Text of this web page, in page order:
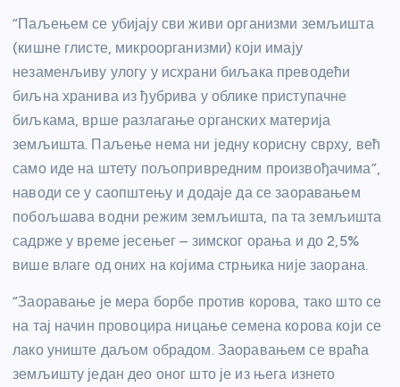
“Паљењем се убијају сви живи организми земљишта
(кишне глисте, микроорганизми) који имају
незаменљиву улогу у исхрани биљака преводећи
биљна хранива из ђубрива у облике приступачне
биљкама, врше разлагање органских материја
земљишта. Паљење нема ни једну корисну сврху, већ
само иде на штету пољопривредним произвођачима”,
наводи се у саопштењу и додаје да се заоравањем
побољшава водни режим земљишта, па та земљишта
садрже у време јесењег – зимског орања и до 2,5%
више влаге од оних на којима стрњика није заорана.
“Заоравање је мера борбе против корова, тако што се
на тај начин провоцира ницање семена корова који се
лако униште даљом обрадом. Заоравањем се враћа
земљишту један део оног што је из њега изнето